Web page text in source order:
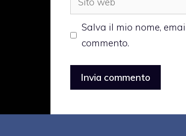
web
Salva il mio nome,
commento.